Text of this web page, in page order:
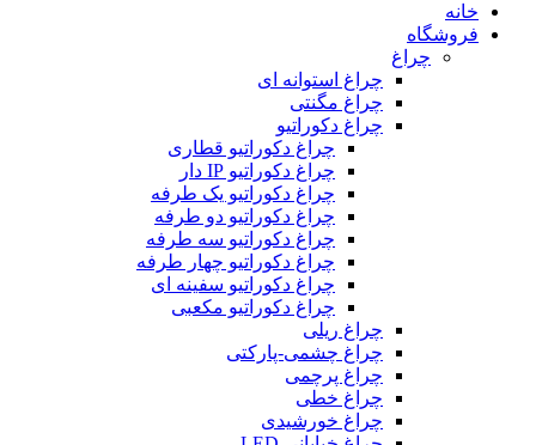
خانه
فروشگاه
چراغ
چراغ استوانه ای
چراغ مگنتی
چراغ دکوراتیو
چراغ دکوراتیو قطاری
چراغ دکوراتیو IP دار
چراغ دکوراتیو یک طرفه
چراغ دکوراتیو دو طرفه
چراغ دکوراتیو سه طرفه
چراغ دکوراتیو چهار طرفه
چراغ دکوراتیو سفینه ای
چراغ دکوراتیو مکعبی
چراغ ریلی
چراغ چشمی-پارکتی
چراغ پرچمی
چراغ خطی
چراغ خورشیدی